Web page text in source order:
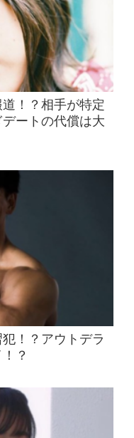
！？相手が特定
ートの代償は大
！？アウトデラ
？